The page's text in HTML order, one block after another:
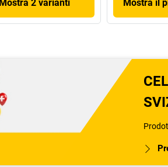
Mostra 2 varianti Mostra il